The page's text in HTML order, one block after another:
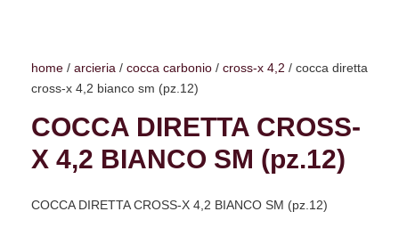
home / arcieria / cocca carbonio / cross-x 4,2 / cocca diretta
cross-x 4,2 bianco sm (pz.12)
COCCA DIRETTA CROSS-
X 4,2 BIANCO SM (pz.12)
COCCA DIRETTA CROSS-X 4,2 BIANCO SM (pz.12)